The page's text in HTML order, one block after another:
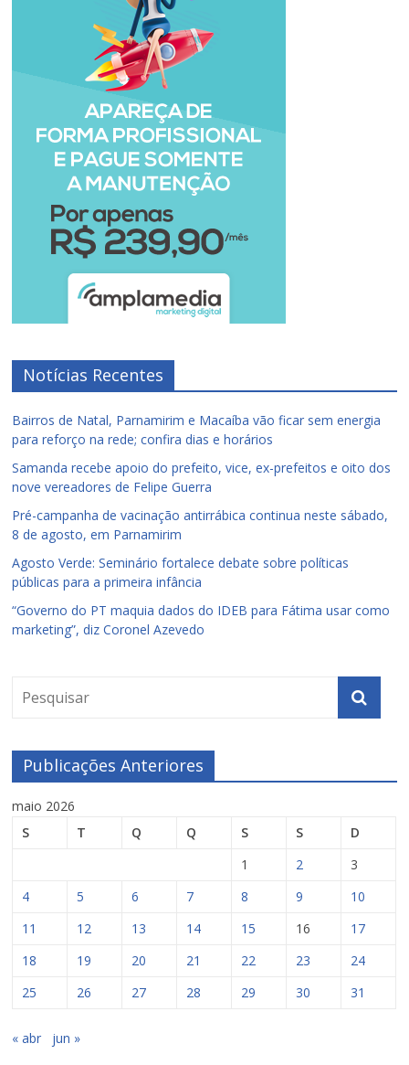
Notícias Recentes
Bairros de Natal, Parnamirim e Macaíba vão ficar sem energia
para reforço na rede; confira dias e horários
Samanda recebe apoio do prefeito, vice, ex-prefeitos e oito dos
nove vereadores de Felipe Guerra
Pré-campanha de vacinação antirrábica continua neste sábado,
8 de agosto, em Parnamirim
Agosto Verde: Seminário fortalece debate sobre políticas
públicas para a primeira infância
“Governo do PT maquia dados do IDEB para Fátima usar como
marketing”, diz Coronel Azevedo
Publicações Anteriores
maio 2026
S
T Q Q S S
D
1
2
3
4
5 6 7 8 9
10
11
12 13 14 15 16
17
18
19 20 21 22 23
24
25
26 27 28 29 30 31
« abr jun »